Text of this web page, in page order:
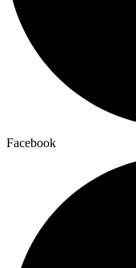
Facebook